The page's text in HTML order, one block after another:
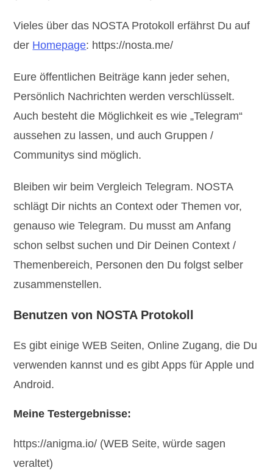
Vieles über das NOSTA Protokoll erfährst Du auf
der Homepage: https://nosta.me/
Eure öffentlichen Beiträge kann jeder sehen,
Persönlich Nachrichten werden verschlüsselt.
Auch besteht die Möglichkeit es wie „Telegram“
aussehen zu lassen, und auch Gruppen /
Communitys sind möglich.
Bleiben wir beim Vergleich Telegram. NOSTA
schlägt Dir nichts an Context oder Themen vor,
genauso wie Telegram. Du musst am Anfang
schon selbst suchen und Dir Deinen Context /
Themenbereich, Personen den Du folgst selber
zusammenstellen.
Benutzen von NOSTA Protokoll
Es gibt einige WEB Seiten, Online Zugang, die Du
verwenden kannst und es gibt Apps für Apple und
Android.
Meine Testergebnisse:
https://anigma.io/ (WEB Seite, würde sagen
veraltet)